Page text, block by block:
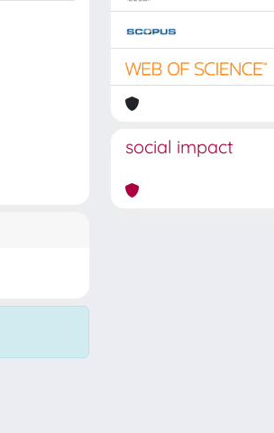
social impact